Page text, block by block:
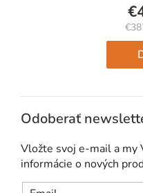
Odoberať
Vložte svoj e-mail a my
informácie o nových